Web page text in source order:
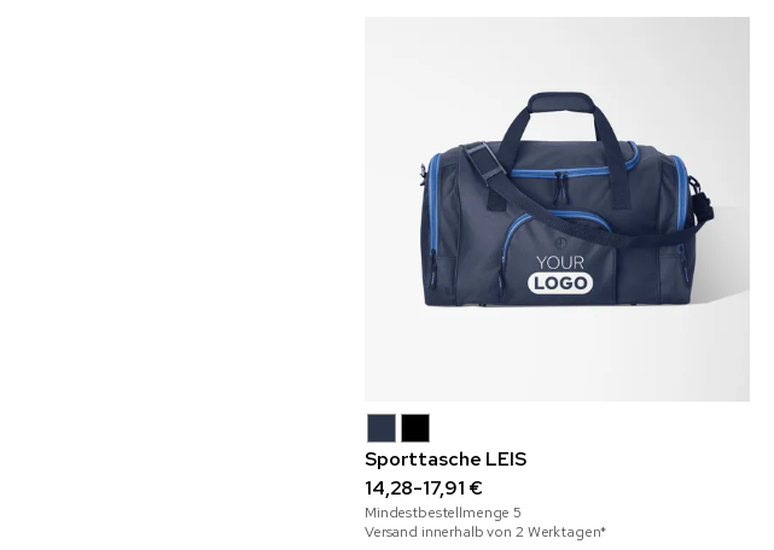
Sporttasche LEIS
14,28-17,91 €
Mindestbestellmenge5
Versand innerhalb von 2 Werktagen*